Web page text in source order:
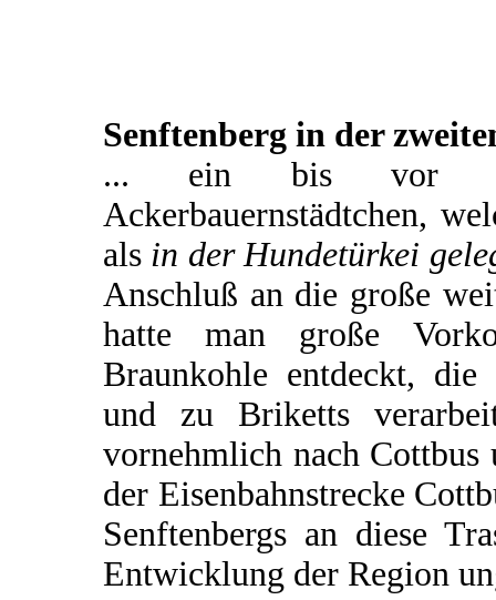
Senftenberg in der
... ein bis vor
Ackerbauernstädtchen,
als in der Hundetürkei
Anschluß an die große
hatte man große
Braunkohle entdeckt, die
und zu Briketts
vornehmlich nach
der Eisenbahnstrecke
Senftenbergs an diese
Entwicklung der Region